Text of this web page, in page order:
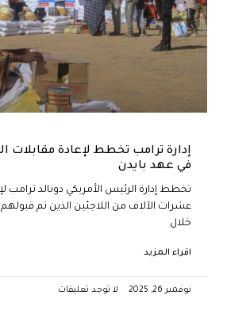
إدارة ترامب تخطط لإعادة مقابلات
في عهد بايدن
تخطط إدارة الرئيس الأمريكي دونالد ترامب
عشرات الآلاف من اللاجئين الذين تم قبولهم
خلال
اقراء المزيد
نوفمبر 26, 2025 لا توجد تعليقات